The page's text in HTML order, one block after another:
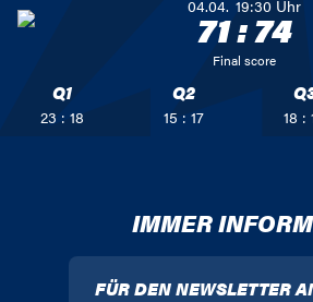
04.04. 19:30 Uhr
71:74
Final score
Q1
23 : 18
Q2
15 : 17 18 :
IMMER
FÜR DEN NEWSLETTER